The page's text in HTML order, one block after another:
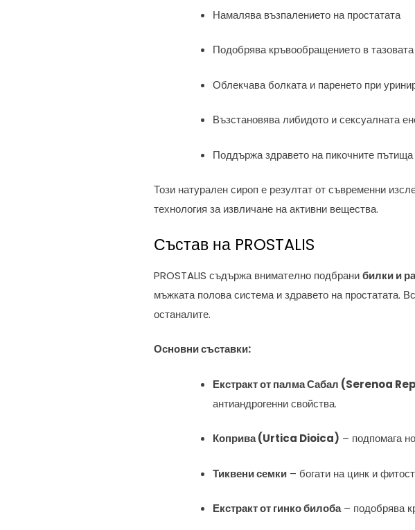
Намалява възпалението на простатата
Подобрява кръвообращението в
Облекчава болката и паренето при
Възстановява либидото и сексуалната
Поддържа здравето на пикочните пътища
Този натурален сироп е резултат от съвременни
технология за извличане на активни вещества.
Състав на PROSTALIS
PROSTALIS съдържа внимателно подбранибилки и
мъжката полова система и здравето на простатата.
останалите.
Основни съставки:
Екстракт от палма Сабал (Serenoa
антиандрогенни свойства.
Коприва (Urtica Dioica) – подпомага
Тиквени семки – богати на цинк и
Екстракт от гинко билоба– подобрява